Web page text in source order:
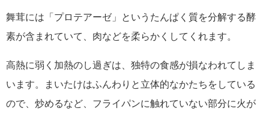
舞茸には「プロテアーゼ」というたんぱく質を分解する酵
素が含まれていて、肉などを柔らかくしてくれます。
高熱に弱く加熱のし過ぎは、独特の食感が損なわれてしま
います。まいたけはふんわりと立体的なかたちをしている
ので、炒めるなど、フライパンに触れていない部分に火が